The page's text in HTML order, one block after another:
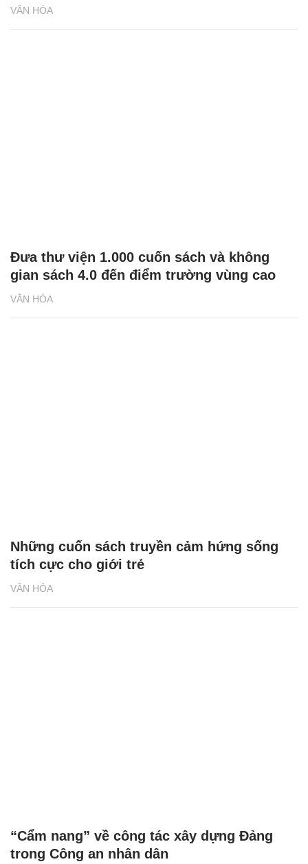
VĂN HÓA
VĂN HÓA
Đưa thư viện 1.000 cuốn sách và không
gian sách 4.0 đến điểm trường vùng cao
VĂN HÓA
Những cuốn sách truyền cảm hứng sống
tích cực cho giới trẻ
“Cẩm nang” về công tác xây dựng Đảng
trong Công an nhân dân